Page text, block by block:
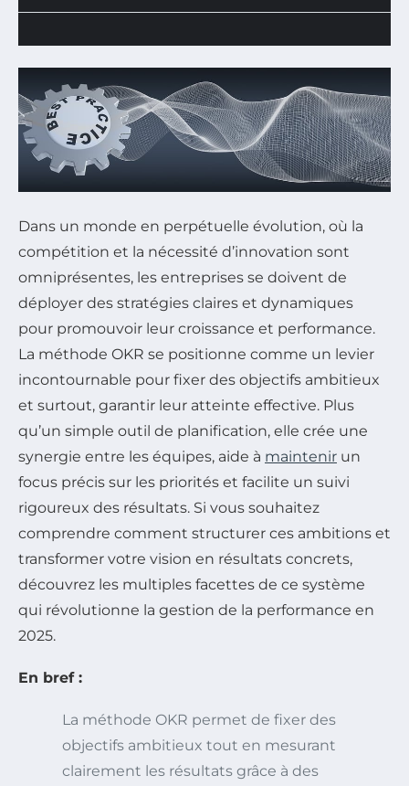
Dans un monde en perpétuelle évolution, où la
compétition et la nécessité d’innovation sont
omniprésentes, les entreprises se doivent de
déployer des stratégies claires et dynamiques
pour promouvoir leur croissance et performance.
La méthode OKR se positionne comme un levier
incontournable pour fixer des objectifs ambitieux
et surtout, garantir leur atteinte effective. Plus
qu’un simple outil de planification, elle crée une
synergie entre les équipes, aide à maintenir un
focus précis sur les priorités et facilite un suivi
rigoureux des résultats. Si vous souhaitez
comprendre comment structurer ces ambitions et
transformer votre vision en résultats concrets,
découvrez les multiples facettes de ce système
qui révolutionne la gestion de la performance en
2025.
En bref :
La méthode OKR permet de fixer des
objectifs ambitieux tout en mesurant
clairement les résultats grâce à des